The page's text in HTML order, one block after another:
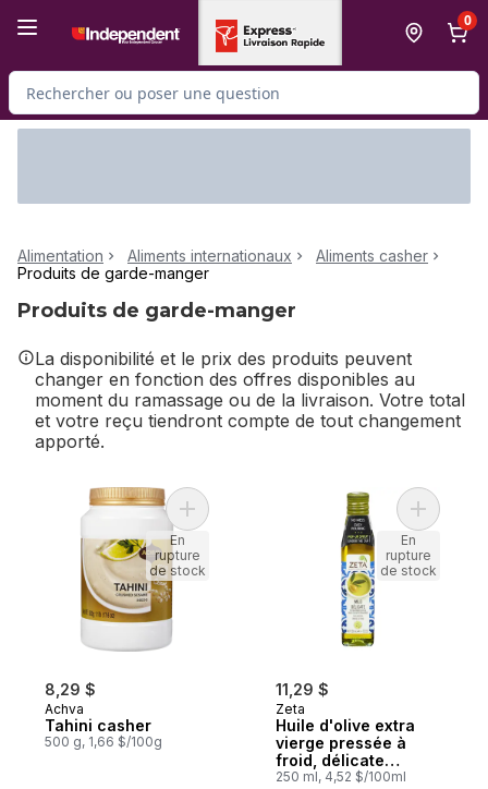
0
Rechercher des produits
Alimentation Aliments internationaux
Aliments casher
Produits de garde-manger
Produits de garde-manger
La disponibilité et le prix des produits peuvent
changer en fonction des offres disponibles au
moment du ramassage ou de la livraison. Votre total
et votre reçu tiendront compte de tout changement
apporté.
8,29 $
Achva
Tahini casher
500 g, 1,66 $/100g
Ajouter Tahini casher au panier
En
rupture
de stock
11,29 $
Zeta
Huile d'olive extra
vierge pressée à
froid, délicate
casher
250 ml, 4,52 $/100ml
Ajouter
En
rupture
de stock